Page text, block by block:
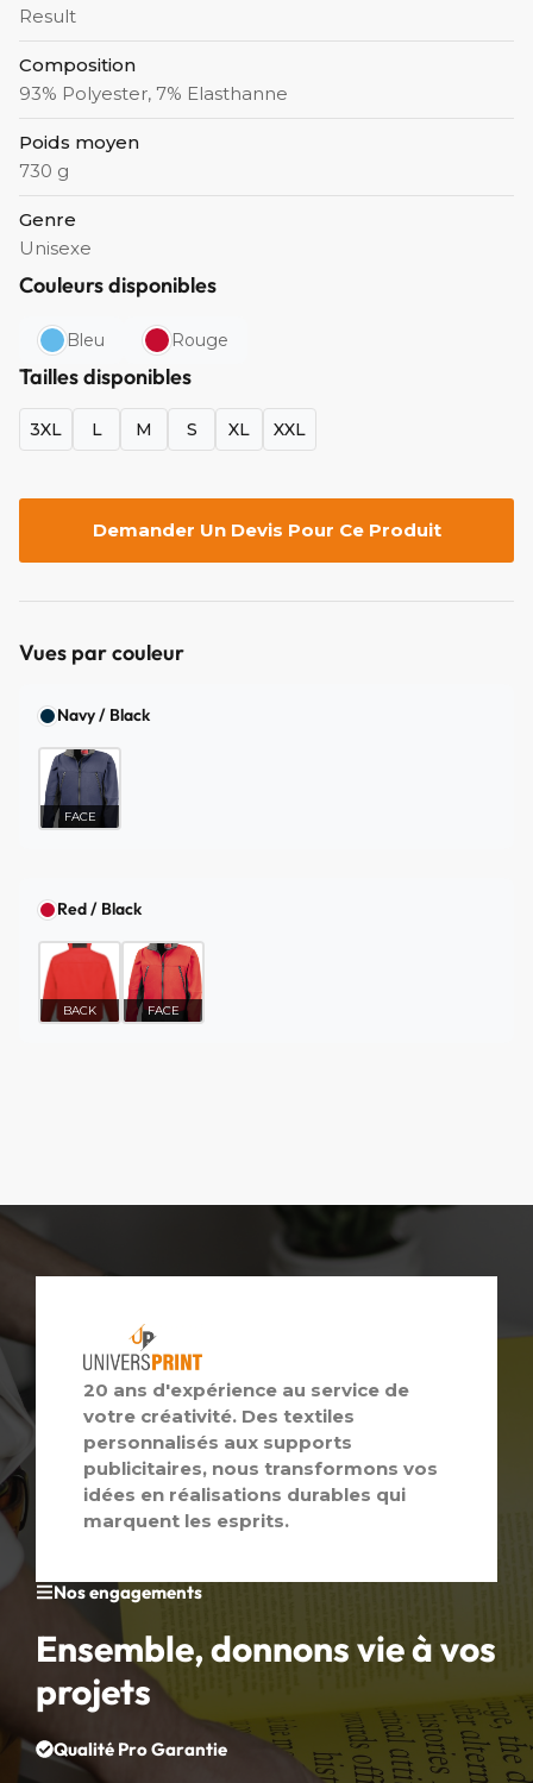
Result
Composition
93% Polyester, 7% Elasthanne
Poids moyen
730 g
Genre
Unisexe
Couleurs disponibles
Bleu Rouge
Tailles disponibles
3XL L M S XL XXL
Demander Un Devis Pour Ce Produit
Vues par couleur
Navy / Black
FACE
Red / Black
BACK FACE
Nos engagements
Ensemble, donnons vie à vos
projets
Qualité Pro Garantie
20 ans d'expérience au service de
votre créativité. Des textiles
personnalisés aux supports
publicitaires, nous transformons vos
idées en réalisations durables qui
marquent les esprits.